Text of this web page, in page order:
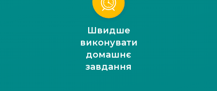
Швидше
виконувати
домашнє
завдання